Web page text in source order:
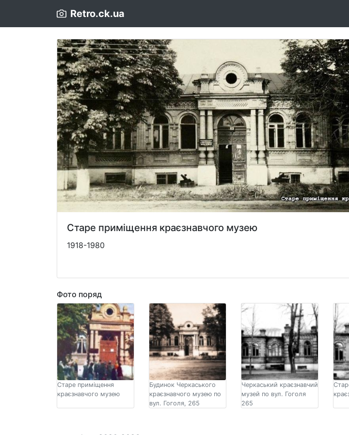
Retro.ck.ua
Старе приміщення краєзнавчого музею
1918-1980
Фото поряд
Старе приміщення
краєзнавчого музею
Будинок Черкаського
краєзнавчого музею по
вул. Гоголя, 265
Черкаський краєзнавчий
музей по вул. Гоголя
265